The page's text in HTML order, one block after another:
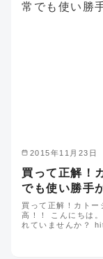
2015年11月23日
買って正解！
でも使い勝手
買って正解！カトー
高！！ こんにちは
れていませんか？